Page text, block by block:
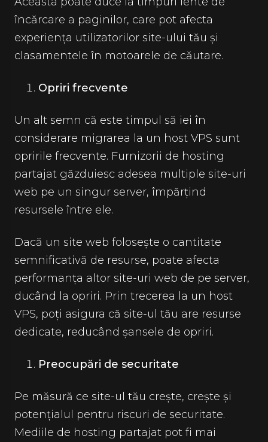
încărcare a paginilor, care pot afecta
experiența utilizatorilor site-ului tău și
clasamentele în motoarele de căutare.
Opriri frecvente
Un alt semn că este timpul să iei în
considerare migrarea la un host VPS sunt
opririle frecvente. Furnizorii de hosting
partajat găzduiesc adesea multiple site-uri
web pe un singur server, împărțind
resursele între ele.
Dacă un site web folosește o cantitate
semnificativă de resurse, poate afecta
performanța altor site-uri web de pe server,
ducând la opriri. Prin trecerea la un host
VPS, poți asigura că site-ul tău are resurse
dedicate, reducând șansele de opriri.
Preocupări de securitate
Pe măsură ce site-ul tău crește, crește și
potențialul pentru riscuri de securitate.
Mediile de hosting partajat pot fi mai